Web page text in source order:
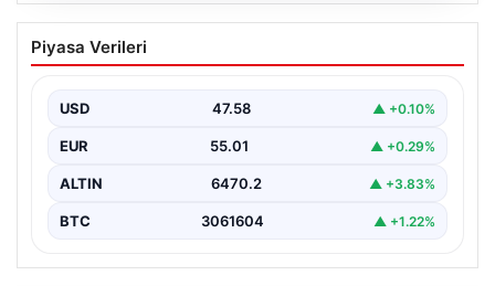
Yola düştü, metrobüs çarptı: Kadının
durumu kritik
Piyasa Verileri
USD 47.58 ▲ +0.10%
EUR 55.01 ▲ +0.29%
ALTIN 6470.2 ▲ +3.83%
BTC 3061604 ▲ +1.22%